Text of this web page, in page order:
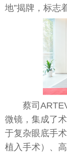
地”揭牌，标志
蔡司ART
微镜，集成了
于复杂眼底手
植入手术）、